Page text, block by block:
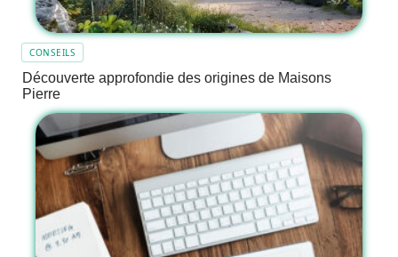
CONSEILS
Découverte approfondie des origines de Maisons
Pierre